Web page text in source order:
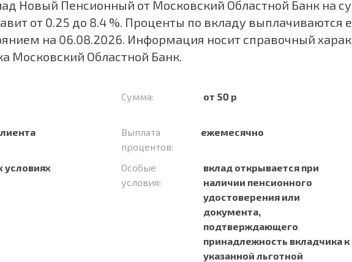
Новый Пенсионный от Московский Областной Банк на
от 0.25 до 8.4 %. Проценты по вкладу
на 06.08.2026. Информация носит справочный
Московский Областной Банк.
Сумма: от 50 р
Выплата
процентов:
ежемесячно
условиях
Особые
условия:
вклад открывается при
наличии пенсионного
удостоверения или
документа,
подтверждающего
принадлежность вкладчика к
указанной льготной